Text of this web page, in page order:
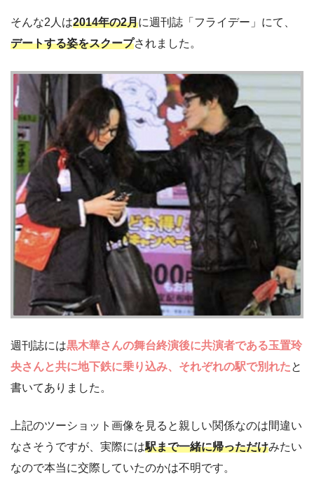
そんな2人は2014年の2月に週刊誌「フライデー」にて、
デートする姿をスクープされました。
週刊誌には黒木華さんの舞台終演後に共演者である玉置玲
央さんと共に地下鉄に乗り込み、それぞれの駅で別れたと
書いてありました。
上記のツーショット画像を見ると親しい関係なのは間違い
なさそうですが、実際には駅まで一緒に帰っただけみたい
なので本当に交際していたのかは不明です。